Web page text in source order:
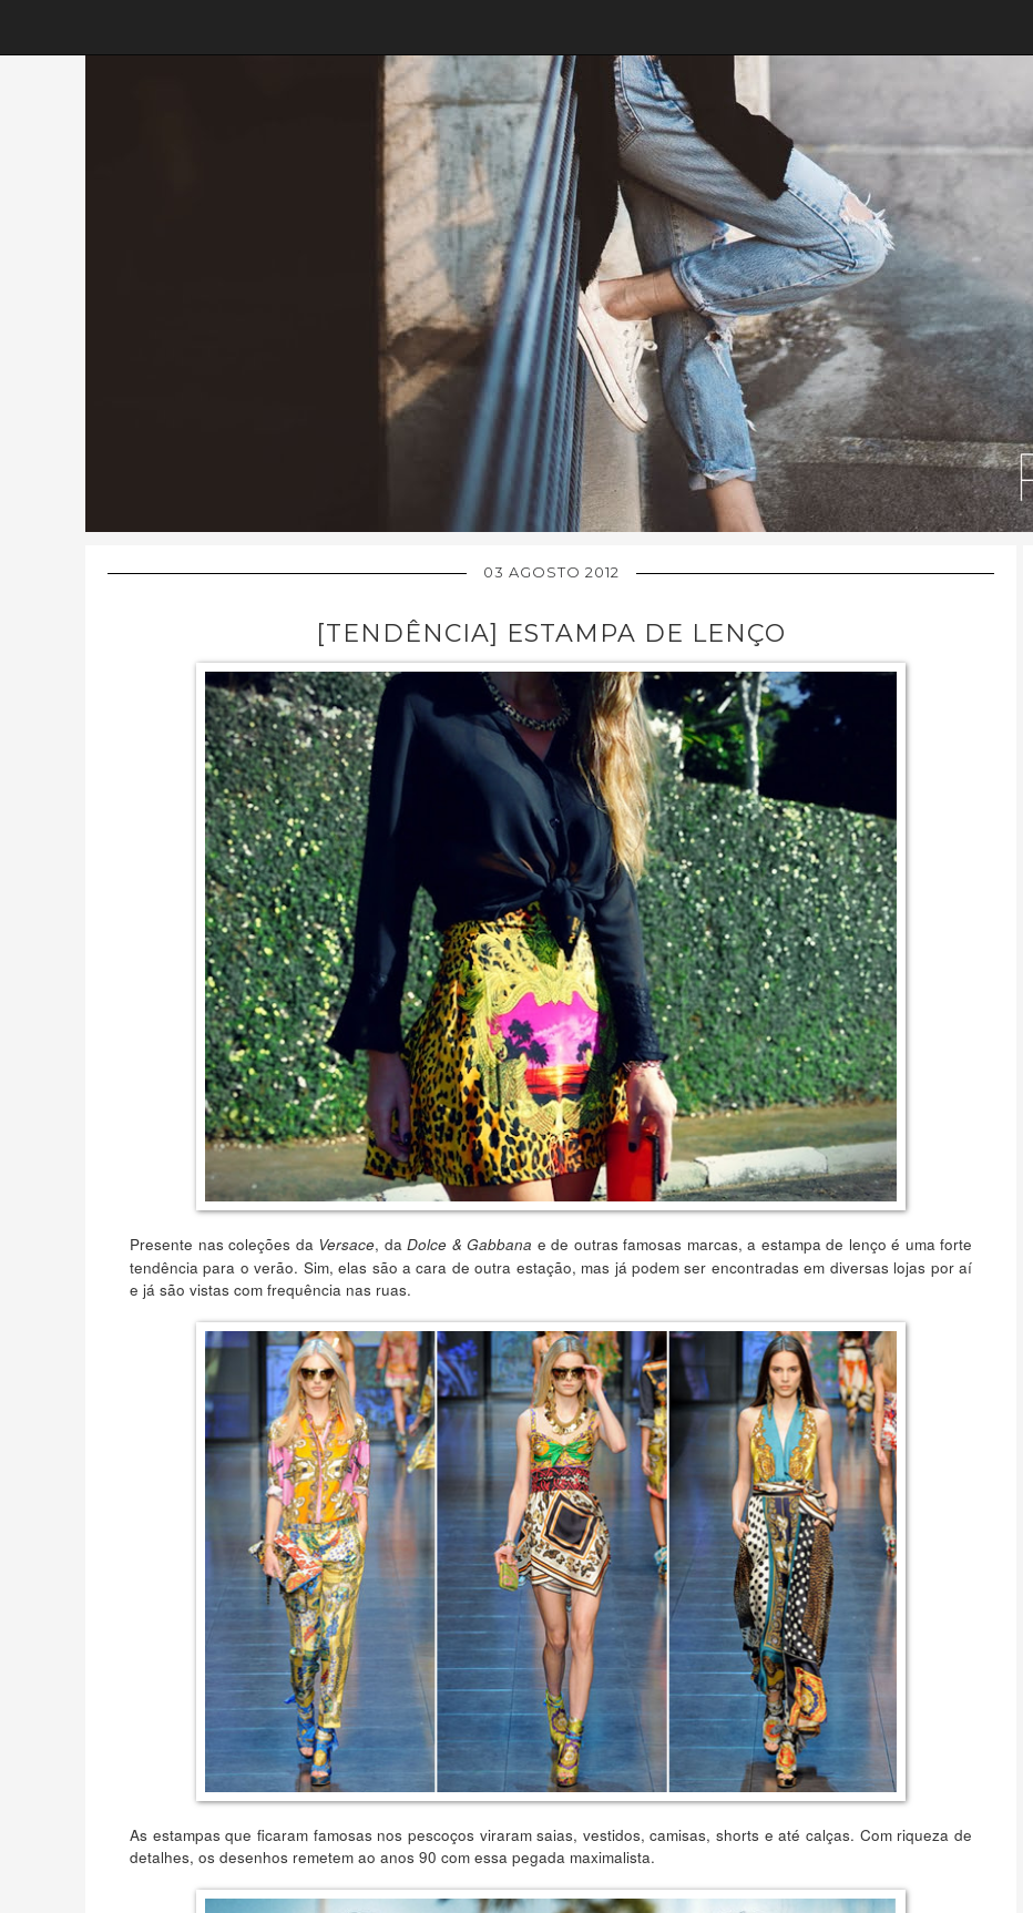
03 AGOSTO 2012
[TENDÊNCIA] ESTAMPA DE LENÇO
Presente nas coleções da Versace, da Dolce & Gabbana e de outras famosas marcas, a estampa de lenço é uma forte
tendência para o verão. Sim, elas são a cara de outra estação, mas já podem ser encontradas em diversas lojas por aí
e já são vistas com frequência nas ruas.
As estampas que ficaram famosas nos pescoços viraram saias, vestidos, camisas, shorts e até calças. Com riqueza de
detalhes, os desenhos remetem ao anos 90 com essa pegada maximalista.